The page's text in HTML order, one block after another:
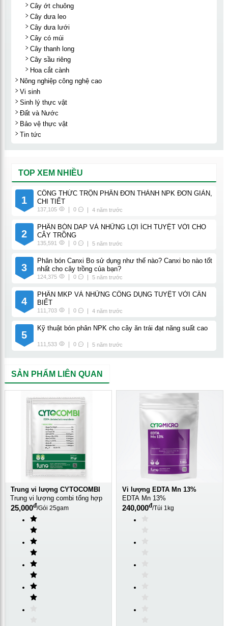
Cây ớt chuông
Cây dưa leo
Cây dưa lưới
Cây có múi
Cây thanh long
Cây sầu riêng
Hoa cắt cành
Nông nghiệp công nghệ cao
Vi sinh
Sinh lý thực vật
Đất và Nước
Bảo vệ thực vật
Tin tức
TOP XEM NHIỀU
1
CÔNG THỨC TRỘN PHÂN ĐƠN THÀNH NPK ĐƠN GIẢN,
CHI TIẾT
137,105 0 4 năm trước
2
PHÂN BÓN DAP VÀ NHỮNG LỢI ÍCH TUYỆT VỜI CHO
CÂY TRỒNG
135,591 0 5 năm trước
3
Phân bón Canxi Bo sử dụng như thế nào? Canxi bo nào tốt
nhất cho cây trồng của bạn?
124,375 0 5 năm trước
4
PHÂN MKP VÀ NHỮNG CÔNG DỤNG TUYỆT VỜI CẦN
BIẾT
111,703 0 4 năm trước
5
Kỹ thuật bón phân NPK cho cây ăn trái đạt năng suất cao
111,533 0 5 năm trước
SẢN PHẨM LIÊN QUAN
Trung vi lượng CYTOCOMBI
Trung vi lượng combi tổng hợp
25,000đ/Gói 25gam
Vi lượng EDTA Mn 13%
EDTA Mn 13%
240,000đ/Túi 1kg